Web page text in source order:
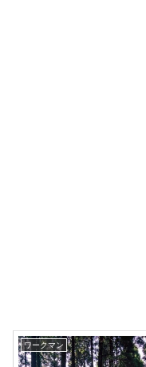
ワークマン